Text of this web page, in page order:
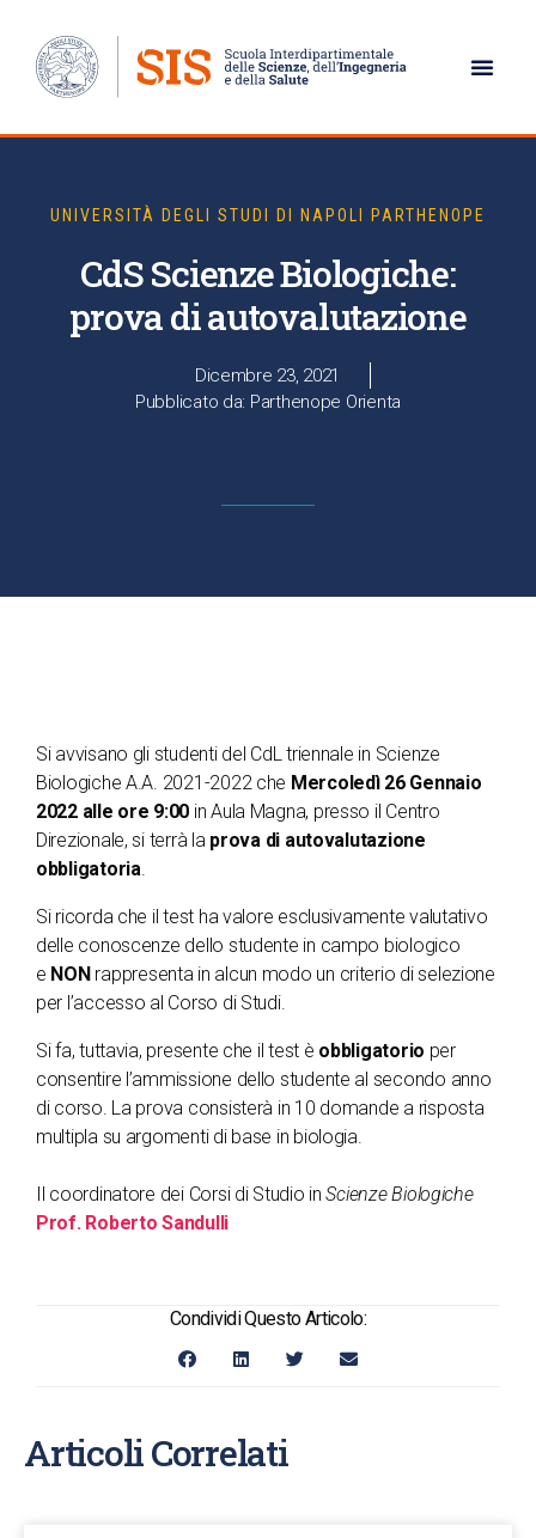
UNIVERSITÀ DEGLI STUDI DI NAPOLI PARTHENOPE
CdS Scienze Biologiche:
prova di autovalutazione
Dicembre 23, 2021
Pubblicato da: Parthenope Orienta
Si avvisano gli studenti del CdL triennale in Scienze
Biologiche A.A. 2021-2022 che Mercoledì 26 Gennaio
2022 alle ore 9:00 in Aula Magna, presso il Centro
Direzionale, si terrà la prova di autovalutazione
obbligatoria.
Si ricorda che il test ha valore esclusivamente valutativo
delle conoscenze dello studente in campo biologico
e NON rappresenta in alcun modo un criterio di selezione
per l’accesso al Corso di Studi.
Si fa, tuttavia, presente che il test è obbligatorio per
consentire l’ammissione dello studente al secondo anno
di corso. La prova consisterà in 10 domande a risposta
multipla su argomenti di base in biologia.
Il coordinatore dei Corsi di Studio inScienze Biologiche
Prof. Roberto Sandulli
Condividi Questo Articolo:
Articoli Correlati